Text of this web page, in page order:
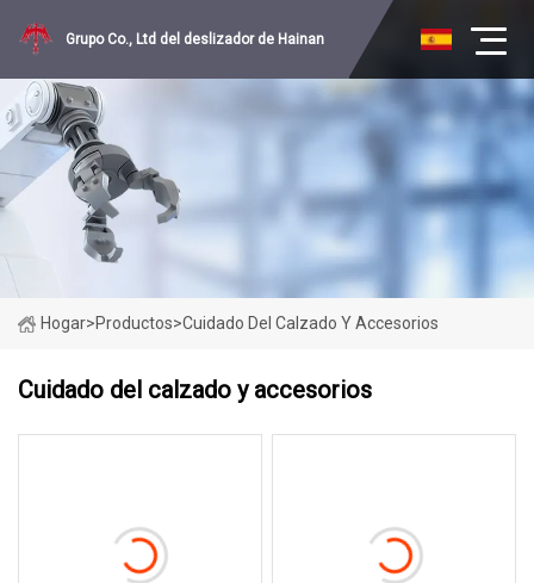
Grupo Co., Ltd del deslizador de Hainan
Hogar>Productos>Cuidado Del Calzado Y Accesorios
Cuidado del calzado y accesorios